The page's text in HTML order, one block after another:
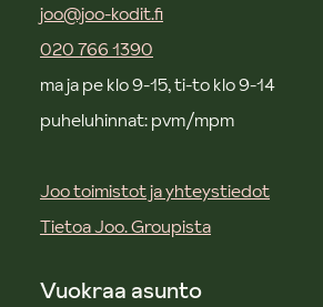
joo@joo-kodit.fi
020 766 1390
ma ja pe klo 9-15, ti-to klo 9-14
puheluhinnat: pvm/mpm
Joo toimistot ja yhteystiedot
Tietoa Joo. Groupista
Vuokraa asunto